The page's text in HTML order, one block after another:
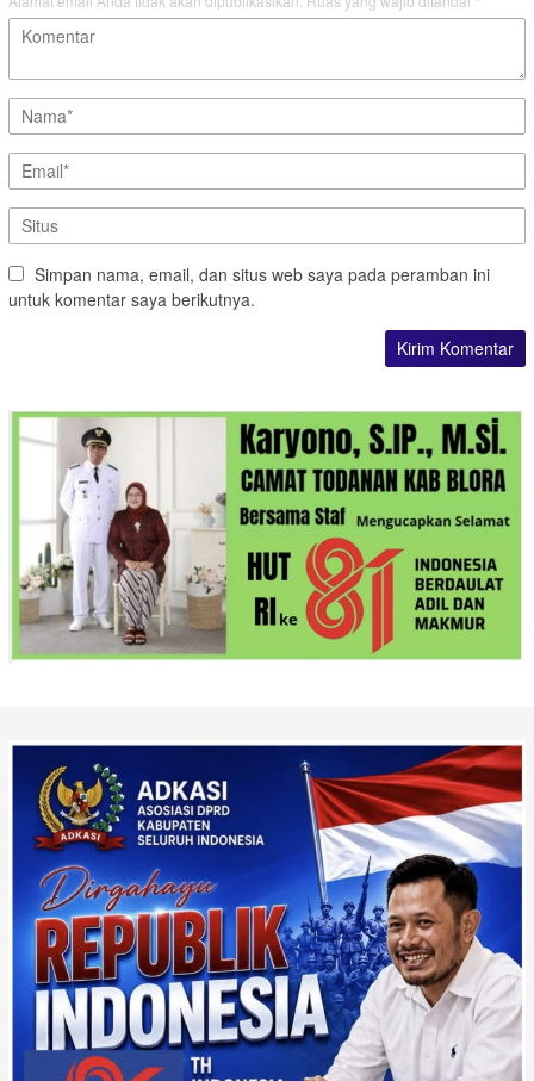
Simpan nama, email, dan situs web saya pada peramban ini
untuk komentar saya berikutnya.